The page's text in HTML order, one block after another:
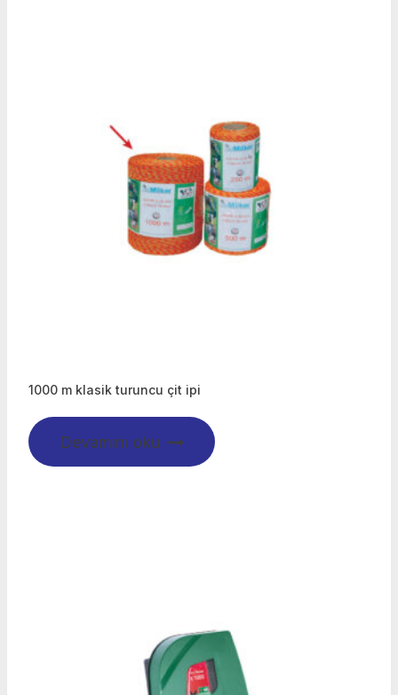
1000 m klasik turuncu çit ipi
Devamını oku